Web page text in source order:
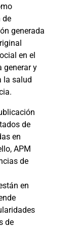
de
generada
en el
generar y
la salud
de
en
APM
de
en
de